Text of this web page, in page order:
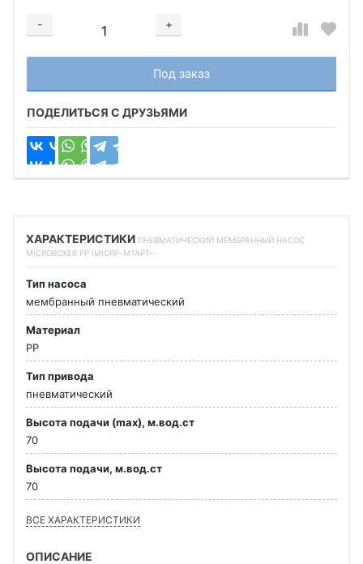
-
+
Добавляется...
Под заказ
Добавлен
ПОДЕЛИТЬСЯ С ДРУЗЬЯМИ
ХАРАКТЕРИСТИКИ ПНЕВМАТИЧЕСКИЙ МЕМБРАННЫЙ НАСОС
MICROBOXER PP IMICRP-MTAPT--
Тип насоса
мембранный пневматический
Материал
PP
Тип привода
пневматический
Высота подачи (max), м.вод.ст
70
Высота подачи, м.вод.ст
70
ВСЕ ХАРАКТЕРИСТИКИ
ОПИСАНИЕ